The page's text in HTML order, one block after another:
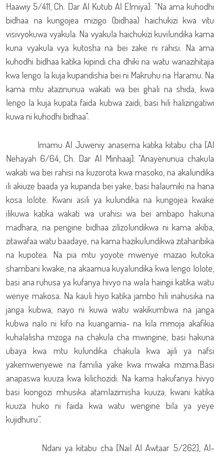
Haawiy 5/411, Ch. Dar Al Kutub Al Elmiya]: "Na ama kuhodhi
bidhaa na kungojea mizigo (bidhaa) haichukizi kwa vitu
visivyokuwa vyakula. Na vyakula haichukizi kuvilundika kama
kuna vyakula vya kutosha na bei zake ni rahisi. Na ama
kuhodhi bidhaa katika kipindi cha dhiki na watu wanazihitajia
kwa lengo la kuja kupandishia bei ni Makruhu na Haramu. Na
kama mtu atazinunua wakati wa bei ghali na shida, kwa
lengo la kuja kupata faida kubwa zaidi, basi hili halizingatiwi
kuwa ni kuhodhi bidhaa".
Imamu Al Juweniy anasema katika kitabu cha [Al
Nehayah 6/64, Ch. Dar Al Minhaaj]: "Anayenunua chakula
wakati wa bei rahisi na kuzorota kwa masoko, na akalundika
ili akiuze baada ya kupanda bei yake, basi halaumiki na hana
kosa lolote. Kwani asili ya kulundika na kungojea kwake
ilikuwa katika wakati wa urahisi wa bei ambapo hakuna
madhara, na pengine bidhaa zilizolundikwa ni kama akiba,
zitawafaa watu baadaye, na kama hazikulundikwa zitaharibika
na kupotea. Na pia mtu yoyote mwenye mazao kutoka
shambani kwake, na akaamua kuyalundika kwa lengo lolote,
basi ana ruhusa ya kufanya hivyo na wala haingii katika watu
wenye makosa. Na kauli hiyo katika jambo hili inahusika na
janga kubwa, nayo ni kuwa watu wakikumbwa na janga
kubwa nalo ni kifo na kuangamia- na kila mmoja akafikia
kuhalalisha mzoga na chakula cha mwingine, basi hakuna
ubaya kwa mtu kulundika chakula kwa ajili ya nafsi
yakemwenyewe na familia yake kwa mwaka mzima.Basi
anapaswa kuuza kwa kilichozidi. Na kama hakufanya hivyo
basi kiongozi mhusika atamlazimisha kuuza; kwani katika
kuuza huko ni faida kwa watu wengine bila ya yeye
kujidhuru”.
Ndani ya kitabu cha [Nail Al Awtaar 5/262], Al-